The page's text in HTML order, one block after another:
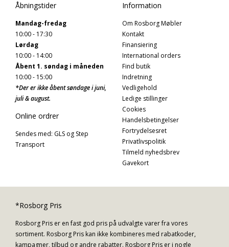
Åbningstider
Mandag-fredag
10:00 - 17:30
Lørdag
10:00 - 14:00
Åbent 1. søndag i måneden
10:00 - 15:00
*Der er ikke åbent søndage i juni,
juli & august.
Online ordrer
Sendes med: GLS og Step
Transport
Information
Om Rosborg Møbler
Kontakt
Finansiering
International orders
Find butik
Indretning
Vedligehold
Ledige stillinger
Cookies
Handelsbetingelser
Fortrydelsesret
Privatlivspolitik
Tilmeld nyhedsbrev
Gavekort
*Rosborg Pris
Rosborg Pris er en fast god pris på udvalgte varer fra vores
sortiment. Rosborg Pris kan ikke kombineres med rabatkoder,
kampagner, tilbud og andre rabatter. Rosborg Pris er i nogle